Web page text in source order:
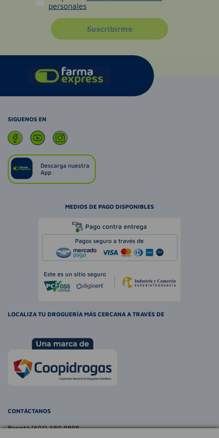
personales
Suscribirme
SIGUENOS EN
Descarga nuestra
App
MEDIOS DE PAGO DISPONIBLES
LOCALIZA TU DROGUERÍA MÁS CERCANA A TRAVÉS DE
CONTÁCTANOS
Bogotá (601) 380 9898